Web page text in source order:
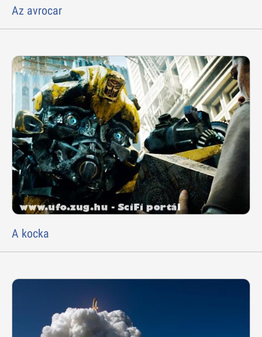
Az avrocar
A kocka